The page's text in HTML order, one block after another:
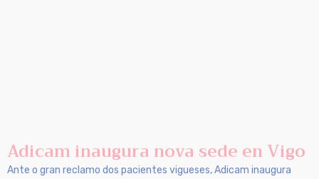
Adicam inaugura nova sede en Vigo
Ante o gran reclamo dos pacientes vigueses, Adicam inaugura